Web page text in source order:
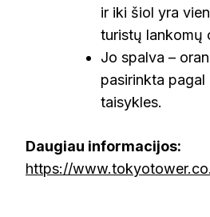
ir iki šiol yra
turistų lankomų
Jo spalva –
pasirinkta
taisykles.
Daugiau informacijos:
https://